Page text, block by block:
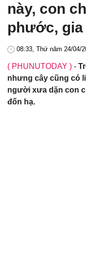
này, con
phước, gia
08:33, Thứ năm 24/04/
( PHUNUTODAY ) -
nhưng cây cũng có
người xưa dặn con
đốn hạ.